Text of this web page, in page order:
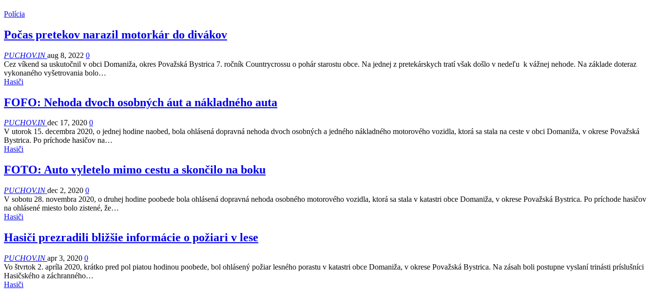
Polícia
Počas pretekov narazil motorkár do divákov
PUCHOV.INaug 8, 2022 0
Cez víkend sa uskutočnil v obci Domaniža, okres Považská Bystrica 7. ročník Countrycrossu o pohár starostu obce. Na jednej z pretekárskych tratí však došlo v nedeľu k vážnej nehode. Na základe doteraz
vykonaného vyšetrovania bolo…
Hasiči
FOFO: Nehoda dvoch osobných áut a nákladného auta
PUCHOV.INdec 17, 2020 0
V utorok 15. decembra 2020, o jednej hodine naobed, bola ohlásená dopravná nehoda dvoch osobných a jedného nákladného motorového vozidla, ktorá sa stala na ceste v obci Domaniža, v okrese Považská
Bystrica. Po príchode hasičov na…
Hasiči
FOTO: Auto vyletelo mimo cestu a skončilo na boku
PUCHOV.INdec 2, 2020 0
V sobotu 28. novembra 2020, o druhej hodine poobede bola ohlásená dopravná nehoda osobného motorového vozidla, ktorá sa stala v katastri obce Domaniža, v okrese Považská Bystrica. Po príchode hasičov
na ohlásené miesto bolo zistené, že…
Hasiči
Hasiči prezradili bližšie informácie o požiari v lese
PUCHOV.INapr 3, 2020 0
Vo štvrtok 2. apríla 2020, krátko pred pol piatou hodinou poobede, bol ohlásený požiar lesného porastu v katastri obce Domaniža, v okrese Považská Bystrica. Na zásah boli postupne vyslaní trinásti príslušníci
Hasičského a záchranného…
Hasiči